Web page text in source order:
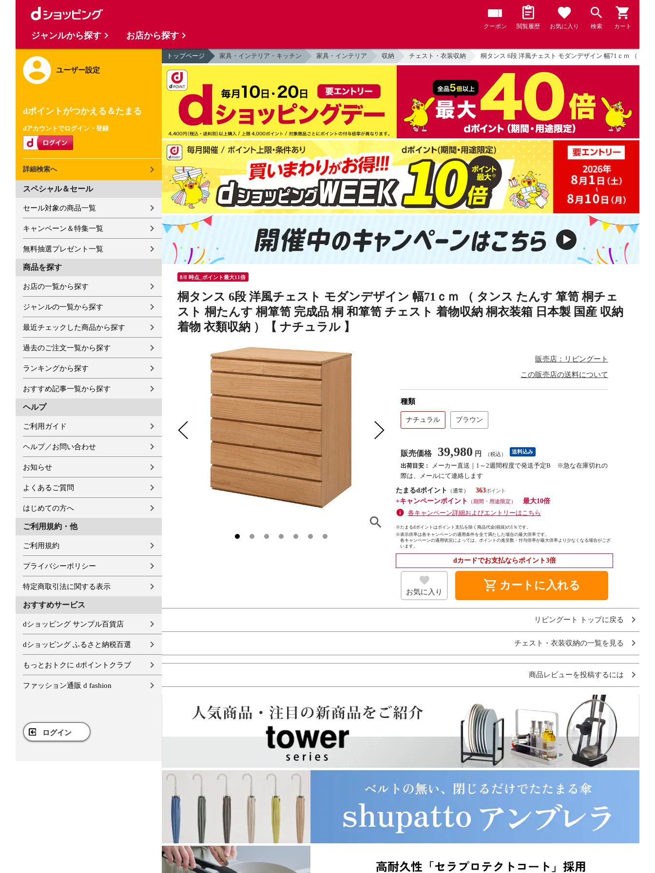
クーポン 閲覧履歴 お気に入り 検索 カート
ユーザー設定
dポイントがつかえる＆たまる
dアカウントでログイン・登録
詳細検索へ
スペシャル＆セール
セール対象の商品一覧
キャンペーン＆特集一覧
無料抽選プレゼント一覧
商品を探す
お店の一覧から探す
ジャンルの一覧から探す
最近チェックした商品から探す
過去のご注文一覧から探す
ランキングから探す
おすすめ記事一覧から探す
ヘルプ
ご利用ガイド
ヘルプ／お問い合わせ
お知らせ
よくあるご質問
はじめての方へ
ご利用規約・他
ご利用規約
プライバシーポリシー
特定商取引法に関する表示
おすすめサービス
dショッピング サンプル百貨店
dショッピング ふるさと納税百選
もっとおトクに dポイントクラブ
ファッション通販 d fashion
ログイン
トップページ 家具・インテリア・キッチン 家具・インテリア 収納 チェスト・衣装収納 桐タンス 6段 洋風チェスト モダンデザイン 幅71ｃｍ （ タ
8/8 時点_ポイント最大11倍
桐タンス 6段 洋風チェスト モダンデザイン 幅71ｃｍ （ タンス たんす 箪笥 桐チェ
スト 桐たんす 桐箪笥 完成品 桐 和箪笥 チェスト 着物収納 桐衣装箱 日本製 国産 収納
着物 衣類収納 ）【 ナチュラル 】
販売店：リビングート
この販売店の送料について
種類
ナチュラル ブラウン
販売価格 39,980 円 （税込） 送料込み
出荷目安：
メーカー直送｜1～2週間程度で発送予定B ※急な在庫切れの
際は、メールにて連絡します
たまるdポイント
（通常）
363
+キャンペーンポイント
（期間・用途限定）
最大10倍
各キャンペーン詳細およびエントリーはこちら
※たまるdポイントはポイント支払を除く商品代金(税抜)の1％です。
※表示倍率は各キャンペーンの適用条件を全て満たした場合の最大倍率です。
各キャンペーンの適用状況によっては、ポイントの進呈数・付与倍率が最大倍率より少なくなる場合がござ
います。
dカードでお支払ならポイント3倍
お気に入り shopping_cart カートに入れる
リビングート トップに戻る
チェスト・衣装収納の一覧を見る
商品レビューを投稿するには
ジャンルから探す お店から探す